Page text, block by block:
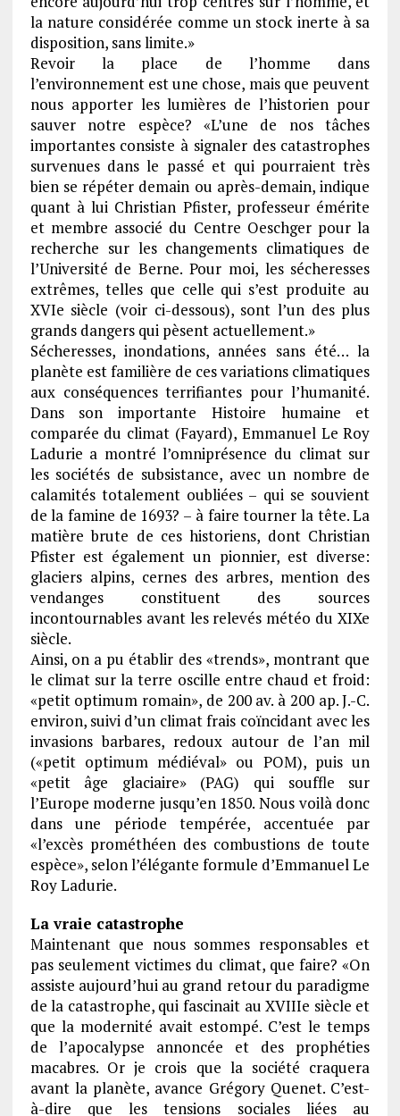
la nature considérée comme un stock inerte à sa
disposition, sans limite.»
Revoir la place de l’homme dans
l’environnement est une chose, mais que peuvent
nous apporter les lumières de l’historien pour
sauver notre espèce? «L’une de nos tâches
importantes consiste à signaler des catastrophes
survenues dans le passé et qui pourraient très
bien se répéter demain ou après-demain, indique
quant à lui Christian Pfister, professeur émérite
et membre associé du Centre Oeschger pour la
recherche sur les changements climatiques de
l’Université de Berne. Pour moi, les sécheresses
extrêmes, telles que celle qui s’est produite au
XVIe siècle (voir ci-dessous), sont l’un des plus
grands dangers qui pèsent actuellement.»
Sécheresses, inondations, années sans été… la
planète est familière de ces variations climatiques
aux conséquences terrifiantes pour l’humanité.
Dans son importante Histoire humaine et
comparée du climat (Fayard), Emmanuel Le Roy
Ladurie a montré l’omniprésence du climat sur
les sociétés de subsistance, avec un nombre de
calamités totalement oubliées – qui se souvient
de la famine de 1693? – à faire tourner la tête. La
matière brute de ces historiens, dont Christian
Pfister est également un pionnier, est diverse:
glaciers alpins, cernes des arbres, mention des
vendanges constituent des sources
incontournables avant les relevés météo du XIXe
siècle.
Ainsi, on a pu établir des «trends», montrant que
le climat sur la terre oscille entre chaud et froid:
«petit optimum romain», de 200 av. à 200 ap. J.-C.
environ, suivi d’un climat frais coïncidant avec les
invasions barbares, redoux autour de l’an mil
(«petit optimum médiéval» ou POM), puis un
«petit âge glaciaire» (PAG) qui souffle sur
l’Europe moderne jusqu’en 1850. Nous voilà donc
dans une période tempérée, accentuée par
«l’excès prométhéen des combustions de toute
espèce», selon l’élégante formule d’Emmanuel Le
Roy Ladurie.
La vraie catastrophe
Maintenant que nous sommes responsables et
pas seulement victimes du climat, que faire? «On
assiste aujourd’hui au grand retour du paradigme
de la catastrophe, qui fascinait au XVIIIe siècle et
que la modernité avait estompé. C’est le temps
de l’apocalypse annoncée et des prophéties
macabres. Or je crois que la société craquera
avant la planète, avance Grégory Quenet. C’est-
à-dire que les tensions sociales liées au